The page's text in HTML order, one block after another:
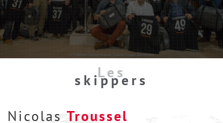
Les
skippers
Nicolas Troussel